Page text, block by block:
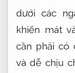
dưới các
khiến mát
cần phải có
và dễ chịu